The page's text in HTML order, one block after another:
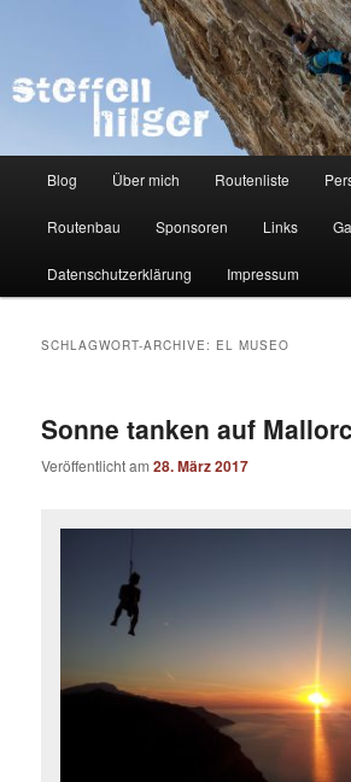
wechselnSteffen Hilger
Kletterer – Routenbauer – Trainer
Blog Über mich Routenliste
Routenbau Sponsoren Links
Datenschutzerklärung Impressum
SCHLAGWORT-ARCHIVE: EL MUSEO
Sonne tanken auf
Veröffentlicht am28. März 2017